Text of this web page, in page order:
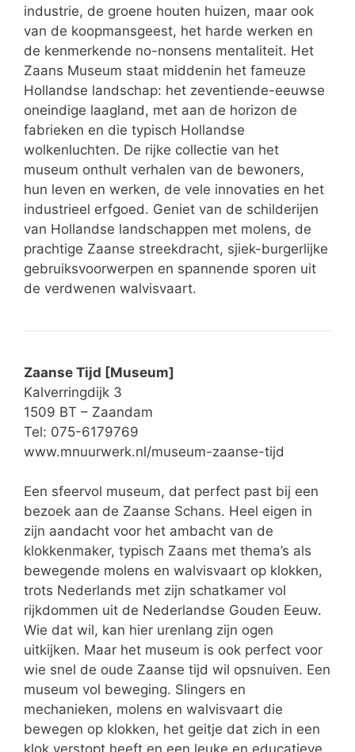
industrie, de groene houten huizen, maar ook
van de koopmansgeest, het harde werken en
de kenmerkende no-nonsens mentaliteit. Het
Zaans Museum staat middenin het fameuze
Hollandse landschap: het zeventiende-eeuwse
oneindige laagland, met aan de horizon de
fabrieken en die typisch Hollandse
wolkenluchten. De rijke collectie van het
museum onthult verhalen van de bewoners,
hun leven en werken, de vele innovaties en het
industrieel erfgoed. Geniet van de schilderijen
van Hollandse landschappen met molens, de
prachtige Zaanse streekdracht, sjiek-burgerlijke
gebruiksvoorwerpen en spannende sporen uit
de verdwenen walvisvaart.
Zaanse Tijd [Museum]
Kalverringdijk 3
1509 BT – Zaandam
Tel: 075-6179769
www.mnuurwerk.nl/museum-zaanse-tijd
Een sfeervol museum, dat perfect past bij een
bezoek aan de Zaanse Schans. Heel eigen in
zijn aandacht voor het ambacht van de
klokkenmaker, typisch Zaans met thema’s als
bewegende molens en walvisvaart op klokken,
trots Nederlands met zijn schatkamer vol
rijkdommen uit de Nederlandse Gouden Eeuw.
Wie dat wil, kan hier urenlang zijn ogen
uitkijken. Maar het museum is ook perfect voor
wie snel de oude Zaanse tijd wil opsnuiven. Een
museum vol beweging. Slingers en
mechanieken, molens en walvisvaart die
bewegen op klokken, het geitje dat zich in een
klok verstopt heeft en een leuke en educatieve